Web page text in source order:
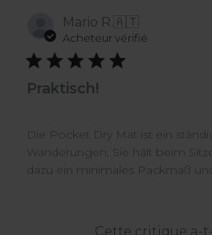
Mario R.🇦🇹
Acheteur vérifié
Praktisch!
Die Pocket Dry Mat ist ein
Wanderungen. Sie hält beim
dazu ein minimales Packmaß
Cette critique a-